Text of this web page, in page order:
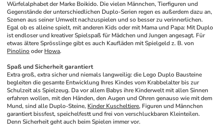
Würfelalphabet der Marke Boikido. Die vielen Männchen, Tierfiguren und
Gegenstände der unterschiedlichen Duplo-Serien regen es außerdem dazu an,
Szenen aus seiner Umwelt nachzuspielen und so besser zu verinnerlichen.
Egal ob es alleine spielt, mit anderen Kids oder mit Mama und Papa: Mit Duplo
ist endloser und kreativer Spielspaß für Mädchen und Jungen angesagt. Für
Pinolino oder Howa.
Spaß und Sicherheit garantiert
Extra groß, extra sicher und niemals langweilig: die Lego Duplo Bausteine
begleiten die gesamte Entwicklung Ihres Kindes vom Krabbelalter bis zur
Schulzeit als Spielzeug. Da vor allem Babys ihre Kinderwelt mit allen Sinnen
erfahren wollen, mit den Händen, den Augen und Ohren genauso wie mit dem
Mund, sind alle Duplo-Steine, Kinder Kuscheltiere, Figuren und Männchen
garantiert bissfest, speichelfestt und frei von verschluckbaren Kleinteilen.
Denn Sicherheit geht auch beim Spielen immer vor.